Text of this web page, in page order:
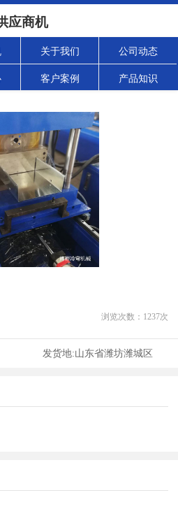
应商机
关于我们 公司动态
客户案例 产品知识
浏览次数： 1237次
发货地:山东省潍坊潍城区